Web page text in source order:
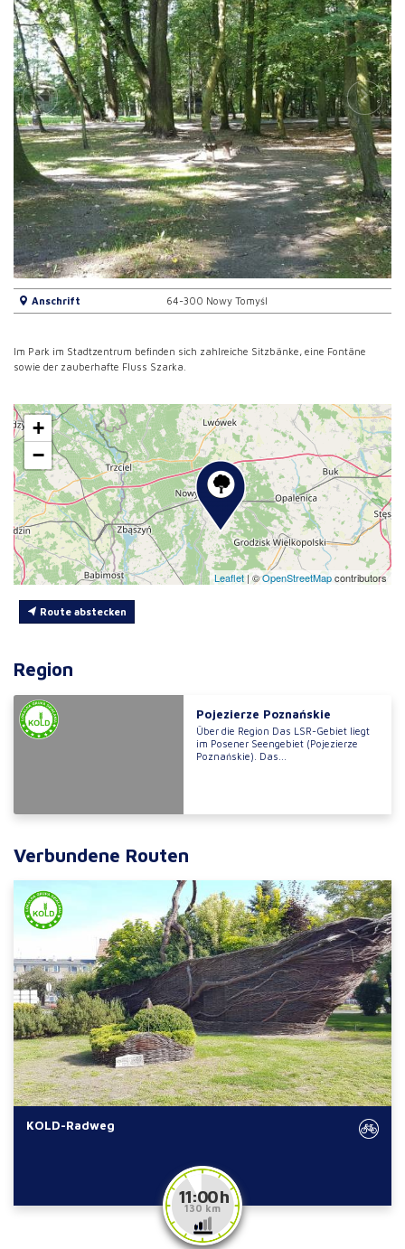
Anschrift 64-300 Nowy Tomyśl
Im Park im Stadtzentrum befinden sich zahlreiche Sitzbänke, eine Fontäne
sowie der zauberhafte Fluss Szarka.
+
−
Leaflet | ©OpenStreetMapcontributors
Route abstecken
Region
Pojezierze Poznańskie
Über die Region Das LSR-Gebiet liegt
im Posener Seengebiet (Pojezierze
Poznańskie). Das...
Verbundene Routen
KOLD-Radweg
11:00 h
130 km